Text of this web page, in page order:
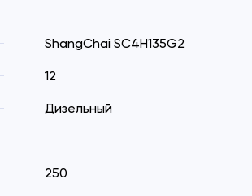
ShangChai SC4H135G2
12
Дизельный
250